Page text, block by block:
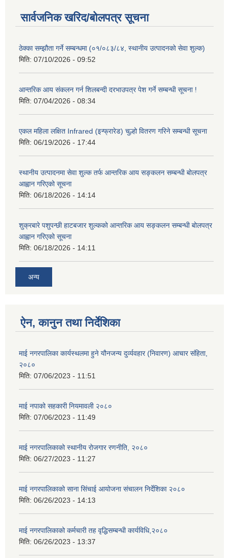
सार्वजनिक खरिद/बोलपत्र सूचना
ठेक्का सम्झौता गर्ने सम्बन्धमा (०१/०८३/८४, स्थानीय उत्पादनको सेवा शुल्क)
मिति: 07/10/2026 - 09:52
आन्तरिक आय संकलन गर्न शिलबन्दी दरभाउपत्र पेश गर्ने सम्बन्धी सूचना !
मिति: 07/04/2026 - 08:34
एकल महिला लक्षित Infrared (इन्फ्रारेड) चुल्हो वितरण गरिने सम्बन्धी सूचना
मिति: 06/19/2026 - 17:44
स्थानीय उत्पादनमा सेवा शुल्क तर्फ आन्तरिक आय सङ्कलन सम्बन्धी बोलपत्र
आह्वान गरिएको सूचना
मिति: 06/18/2026 - 14:14
शुक्रबारे पशुपन्छी हाटबजार शुल्कको आन्तरिक आय सङ्कलन सम्बन्धी बोलपत्र
आह्वान गरिएको सूचना
मिति: 06/18/2026 - 14:11
अन्य
ऐन, कानुन तथा निर्देशिका
माई नगरपालिका कार्यस्थलमा हुने यौनजन्य दुर्व्यवहार (निवारण) आचार संहिता,
२०८०
मिति: 07/06/2023 - 11:51
माई नपाको सहकारी नियमावली २०८०
मिति: 07/06/2023 - 11:49
माई नगरपालिकाको स्थानीय रोजगार रणनीति, २०८०
मिति: 06/27/2023 - 11:27
माई नगरपालिकाको साना सिंचाई आयोजना संचालन निर्देशिका २०८०
मिति: 06/26/2023 - 14:13
माई नगरपालिकाको कर्मचारी तह वृद्धिसम्बन्धी कार्यविधि,२०८०
मिति: 06/26/2023 - 13:37